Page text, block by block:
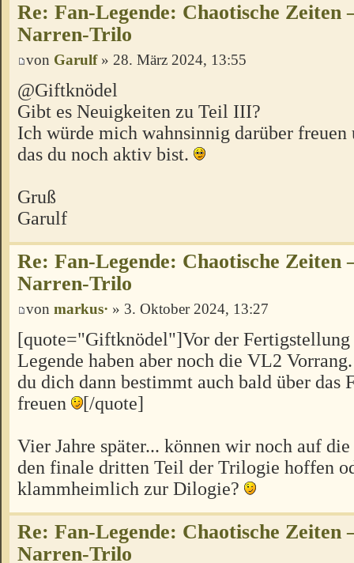
Re: Fan-Legende: Chaotische Zeiten
Narren-Trilo
von Garulf» 28. März 2024, 13:55
@Giftknödel
Gibt es Neuigkeiten zu Teil III?
Ich würde mich wahnsinnig darüber freuen
das du noch aktiv bist.
Gruß
Garulf
Re: Fan-Legende: Chaotische Zeiten
Narren-Trilo
von markus· » 3. Oktober 2024, 13:27
[quote="Giftknödel"]Vor der
Legende haben aber noch die VL2
du dich dann bestimmt auch bald über das
freuen
[/quote]
Vier Jahre später... können wir noch auf
den finale dritten Teil der Trilogie hoffen
klammheimlich zur Dilogie?
Re: Fan-Legende: Chaotische Zeiten
Narren-Trilo